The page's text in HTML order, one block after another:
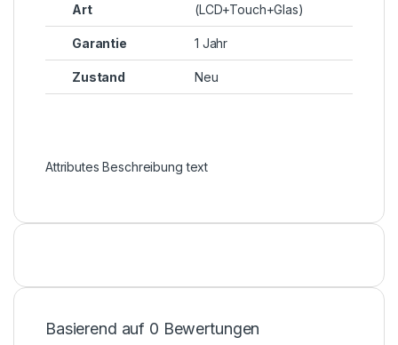
Art
(LCD+Touch+Glas)
Garantie 1 Jahr
Zustand Neu
Attributes Beschreibung text
Basierend auf 0 Bewertungen